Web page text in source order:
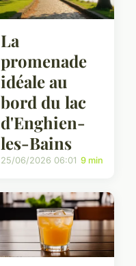
La
promenade
idéale au
bord du lac
d'Enghien-
les-Bains
25/06/2026 06:01 9 min